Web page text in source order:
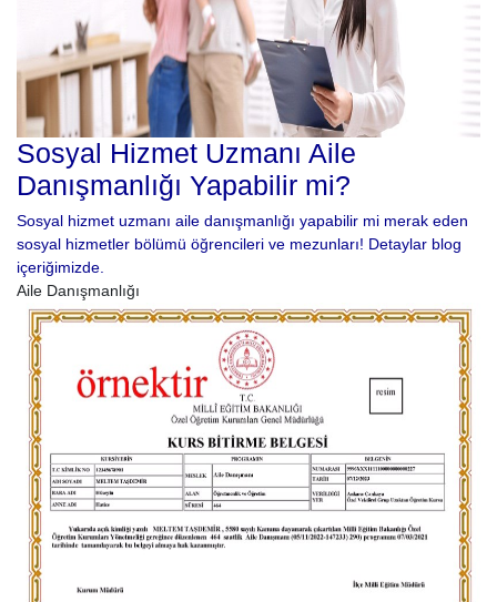
Sosyal Hizmet Uzmanı Aile
Danışmanlığı Yapabilir mi?
Sosyal hizmet uzmanı aile danışmanlığı yapabilir mi merak eden
sosyal hizmetler bölümü öğrencileri ve mezunları! Detaylar blog
içeriğimizde.
Aile Danışmanlığı